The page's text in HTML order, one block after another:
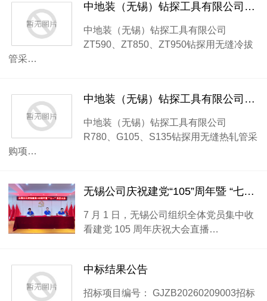
中地装（无锡）钻探工具有限公司ZT590、ZT850、ZT950钻探用无缝冷拔管采购项目公开招标公告
中地装（无锡）钻探工具有限公司
ZT590、ZT850、ZT950钻探用无缝冷拔
管采…
中地装（无锡）钻探工具有限公司R780、G105、S135钻探用无缝热轧管采购项目
中地装（无锡）钻探工具有限公司
R780、G105、S135钻探用无缝热轧管采
购项…
无锡公司庆祝建党“105”周年暨 “七一” 党员大会
7 月 1 日，无锡公司组织全体党员集中收
看建党 105 周年庆祝大会直播…
中标结果公告
招标项目编号： GJZB20260209003招标